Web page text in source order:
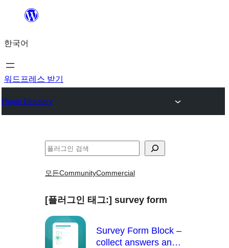
츠
로
바
가
한국어
워드프레스 받기
Plugin Directory
검
모든CommunityCommercial
[플러그인 태그:] survey form
Survey Form Block –
collect answers and